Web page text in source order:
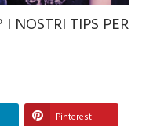
NOSTRI TIPS PER
Pinterest